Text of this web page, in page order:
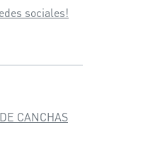
sociales!
CANCHAS